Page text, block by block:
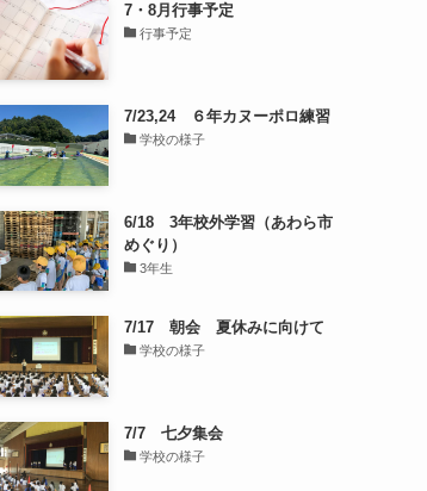
7・8月行事予定
行事予定
7/23,24 ６年カヌーポロ練習
学校の様子
6/18 3年校外学習（あわら市
めぐり）
3年生
7/17 朝会 夏休みに向けて
学校の様子
7/7 七夕集会
学校の様子